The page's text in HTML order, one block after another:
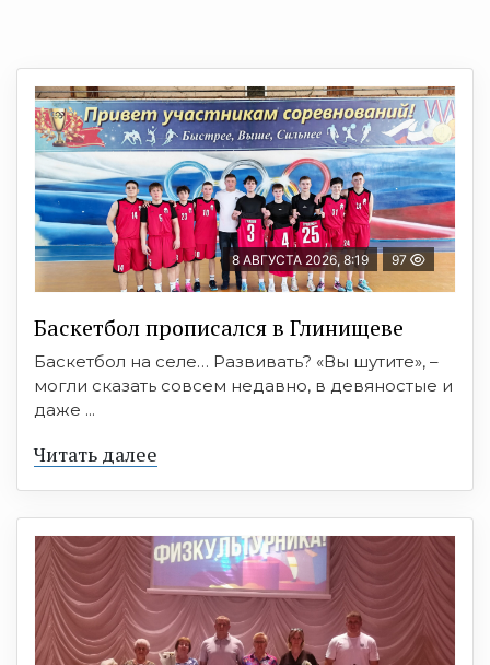
8 АВГУСТА 2026, 8:19 97
Баскетбол прописался в Глинищеве
Баскетбол на селе… Развивать? «Вы шутите», –
могли сказать совсем недавно, в девяностые и
даже ...
Читать далее